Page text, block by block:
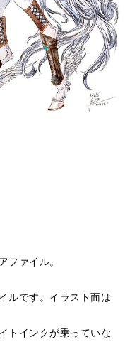
ファイル。
ルです。イラスト面は
トインクが乗っていな